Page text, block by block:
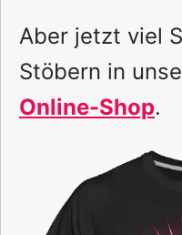
Aber jetzt viel
Stöbern in
Online-Shop.